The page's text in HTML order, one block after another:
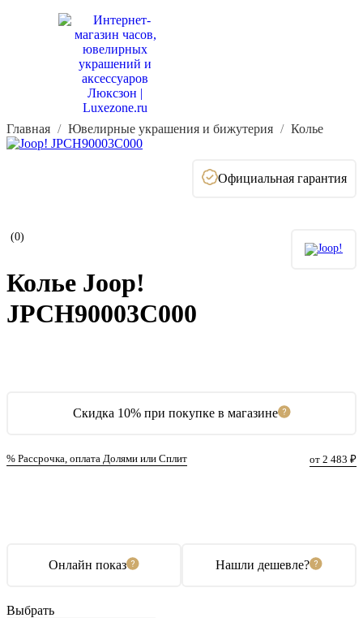
Главная Ювелирные украшения и бижутерия Колье
Официальная гарантия
(0)
Скидка 10% при покупке в магазине
% Рассрочка, оплата Долями или Сплит от 2 483 ₽
Колье Joop!
JPCH90003C000
Онлайн показ Нашли дешевле?
Выбрать